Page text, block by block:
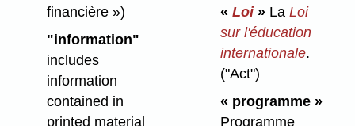
financière »)
"information"
includes
information
contained in
printed material
« Loi»La Loi
sur l'éducation
internationale.
("Act")
« programme »
Programme